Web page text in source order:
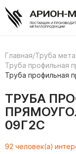
Главная/Труба
Труба профильная
Труба профильная
ТРУБА
09Г2С
92 человек(а)